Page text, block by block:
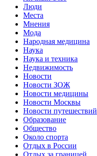
Люди
Места
Мнения
Мода
Народная медицина
Наука
Наука и техника
Недвижимость
Новости
Новости ЗОЖ
Новости медицины
Новости Москвы
Новости путешествий
Образование
Общество
Около спорта
Отдых в России
Отдых за границей